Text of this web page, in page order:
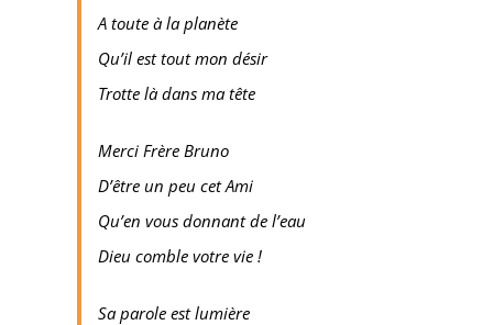
A toute à la planète
Qu’il est tout mon désir
Trotte là dans ma tête
Merci Frère Bruno
D’être un peu cet Ami
Qu’en vous donnant de l’eau
Dieu comble votre vie !
Sa parole est lumière